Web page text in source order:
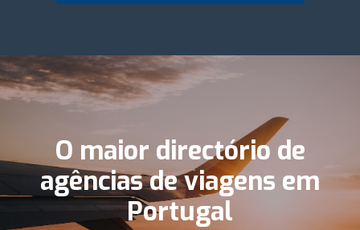
O maior directório de
agências de viagens em
Portugal